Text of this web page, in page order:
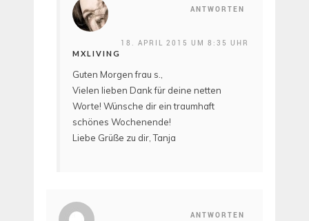
ANTWORTEN
MXLIVING
18. APRIL 2015 UM 8:35 UHR
Guten Morgen frau s.,
Vielen lieben Dank für deine netten
Worte! Wünsche dir ein traumhaft
schönes Wochenende!
Liebe Grüße zu dir, Tanja
ANTWORTEN